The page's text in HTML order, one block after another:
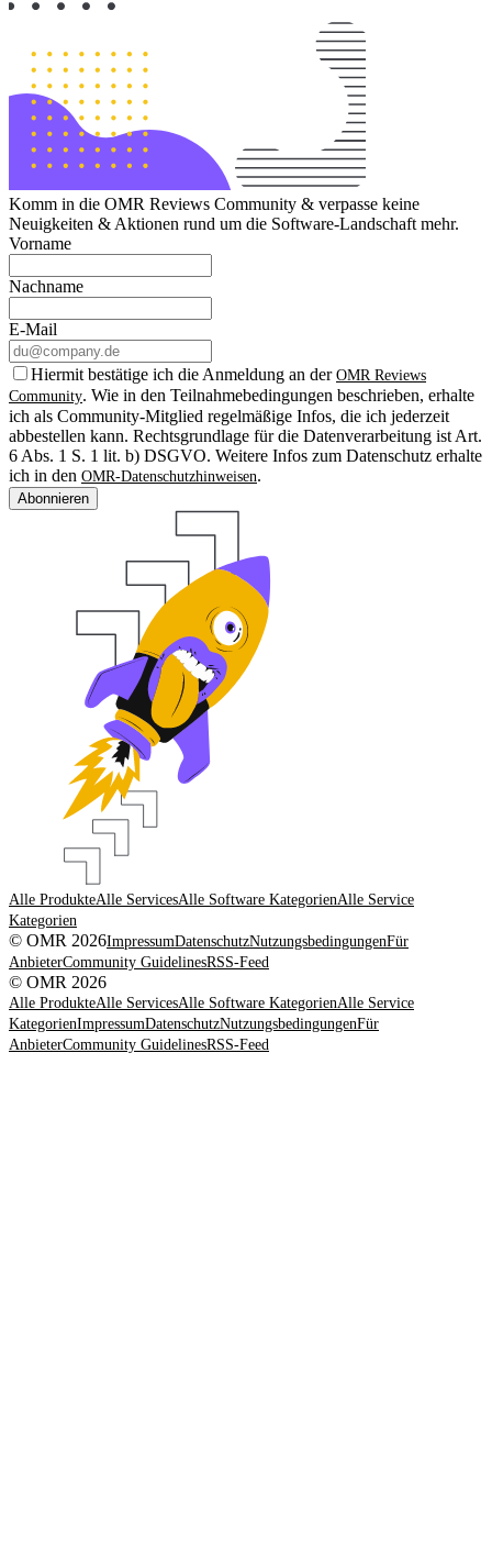
Komm in die OMR Reviews Community & verpasse keine
Neuigkeiten & Aktionen rund um die Software-Landschaft mehr.
Vorname
Nachname
E-Mail
Hiermit bestätige ich die Anmeldung an der OMR Reviews
Community. Wie in den Teilnahmebedingungen beschrieben, erhalte
ich als Community-Mitglied regelmäßige Infos, die ich jederzeit
abbestellen kann. Rechtsgrundlage für die Datenverarbeitung ist Art.
6 Abs. 1 S. 1 lit. b) DSGVO. Weitere Infos zum Datenschutz erhalte
ich in den OMR-Datenschutzhinweisen.
Abonnieren
Alle ProdukteAlle ServicesAlle Software KategorienAlle Service
Kategorien
© OMR 2026ImpressumDatenschutzNutzungsbedingungenFür
AnbieterCommunity GuidelinesRSS-Feed
© OMR 2026
Alle ProdukteAlle ServicesAlle Software KategorienAlle Service
KategorienImpressumDatenschutzNutzungsbedingungenFür
AnbieterCommunity GuidelinesRSS-Feed